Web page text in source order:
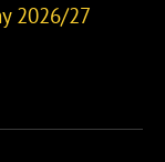
2026/27